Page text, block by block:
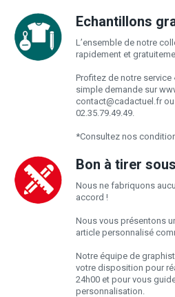
Echantillons
L’ensemble de notre
rapidement et
Profitez de notre service
simple demande sur
contact@cadactuel.frou
02.35.79.49.49.
*Consultez nos
Bon à tirer
Nous ne fabriquons
accord !
Nous vous présentons
article personnalisé
Notre équipe de
votre disposition pour
24h00 et pour vous
personnalisation.